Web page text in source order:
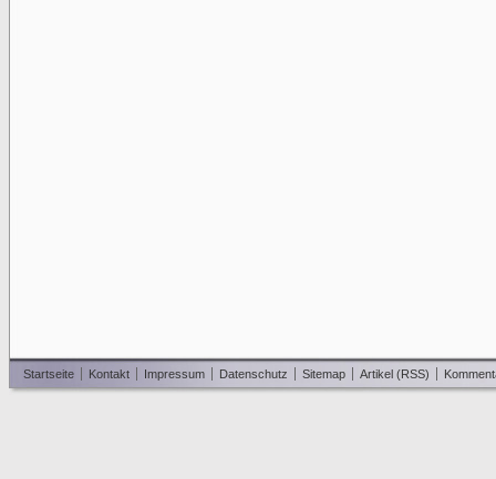
Startseite Kontakt Impressum Datenschutz Sitemap Artikel (RSS)